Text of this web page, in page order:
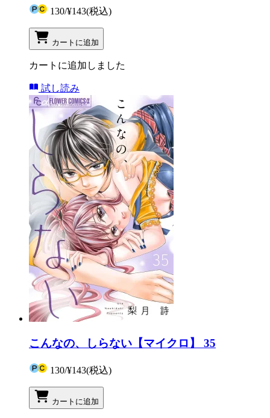
130/¥143(税込)
カートに追加
カートに追加しました
試し読み
こんなの、しらない【マイクロ】 35
130/¥143(税込)
カートに追加